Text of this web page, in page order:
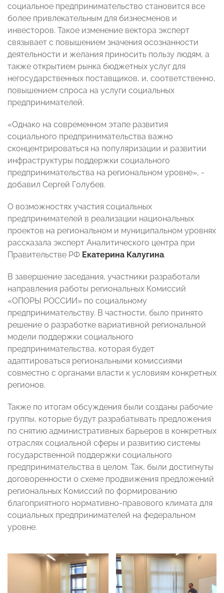
социальное предпринимательство становится все
более привлекательным для бизнесменов и
инвесторов. Такое изменение вектора эксперт
связывает с повышением значения осознанности
деятельности и желания приносить пользу людям, а
также открытием рынка бюджетных услуг для
негосударственных поставщиков, и, соответственно,
повышением спроса на услуги социальных
предпринимателей.
«Однако на современном этапе развития
социального предпринимательства важно
сконцентрироваться на популяризации и развитии
инфраструктуры поддержки социального
предпринимательства на региональном уровне», -
добавил Сергей Голубев.
О возможностях участия социальных
предпринимателей в реализации национальных
проектов на региональном и муниципальном уровнях
рассказала эксперт Аналитического центра при
Правительстве РФ Екатерина Калугина.
В завершение заседания, участники разработали
направления работы региональных Комиссий
«ОПОРЫ РОССИИ» по социальному
предпринимательству. В частности, было принято
решение о разработке вариативной региональной
модели поддержки социального
предпринимательства, которая будет
адаптироваться региональными комиссиями
совместно с органами власти к условиям конкретных
регионов.
Также по итогам обсуждения были созданы рабочие
группы, которые будут разрабатывать предложения
по снятию административных барьеров в конкретных
отраслях социальной сферы и развитию системы
государственной поддержки социального
предпринимательства в целом. Так, были достигнуты
договоренности о схеме продвижения предложений
региональных Комиссий по формированию
благоприятного нормативно-правового климата для
социальных предпринимателей на федеральном
уровне.